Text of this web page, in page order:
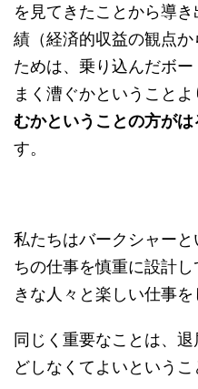
を見てきたことから導
績（経済的収益の観点
ためは、乗り込んだボ
まく漕ぐかということよ
むかということの方が
す。
私たちはバークシャー
ちの仕事を慎重に設計
きな人々と楽しい仕事を
同じく重要なことは、
どしなくてよいというこ